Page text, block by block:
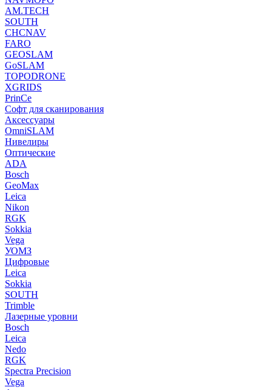
AM.TECH
SOUTH
CHCNAV
FARO
GEOSLAM
GoSLAM
TOPODRONE
XGRIDS
PrinCe
Софт для сканирования
Аксессуары
OmniSLAM
Нивелиры
Оптические
ADA
Bosch
GeoMax
Leica
Nikon
RGK
Sokkia
Vega
УОМЗ
Цифровые
Leica
Sokkia
SOUTH
Trimble
Лазерные уровни
Bosch
Leica
Nedo
RGK
Spectra Precision
Vega